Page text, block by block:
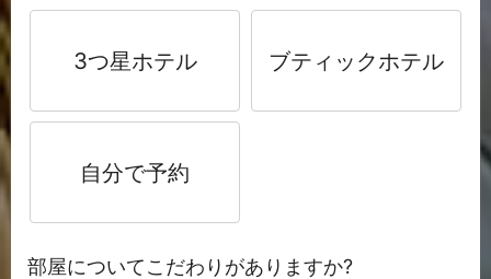
3つ星ホテル ブティックホテル
自分で予約
部屋についてこだわりがありますか?